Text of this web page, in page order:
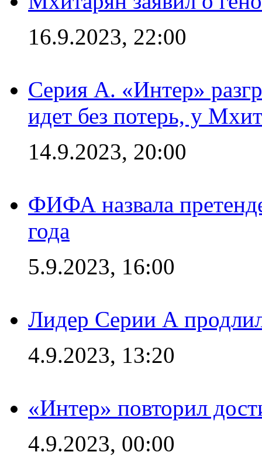
16.9.2023, 22:00
Серия А. «Интер»
идет без потерь, у
14.9.2023, 20:00
ФИФА назвала
года
5.9.2023, 16:00
Лидер Серии А
4.9.2023, 13:20
«Интер» повторил
4.9.2023, 00:00